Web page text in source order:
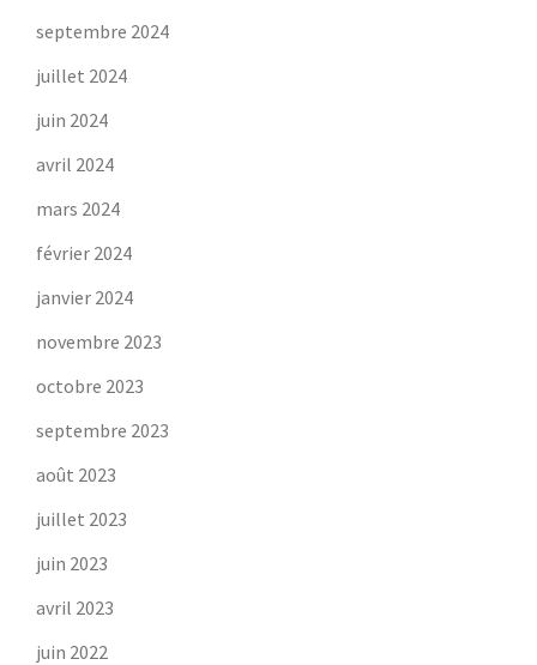
septembre 2024
juillet 2024
juin 2024
avril 2024
mars 2024
février 2024
janvier 2024
novembre 2023
octobre 2023
septembre 2023
août 2023
juillet 2023
juin 2023
avril 2023
juin 2022